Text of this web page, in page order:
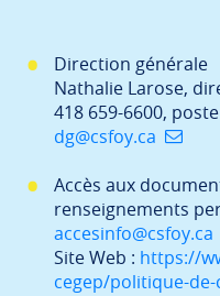
Direction générale
Nathalie Larose,
418 659-6600,
dg@csfoy.ca
Accès aux
renseignements
accesinfo@csfoy.ca
Site Web : https://
cegep/politique-